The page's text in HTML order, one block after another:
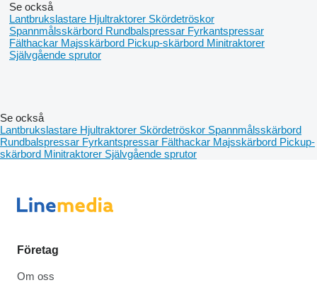
Se också
Lantbrukslastare Hjultraktorer Skördetröskor
Spannmålsskärbord Rundbalspressar Fyrkantspressar
Fälthackar Majsskärbord Pickup-skärbord Minitraktorer
Självgående sprutor
Se också
Lantbrukslastare Hjultraktorer Skördetröskor Spannmålsskärbord
Rundbalspressar Fyrkantspressar Fälthackar Majsskärbord Pickup-
skärbord Minitraktorer Självgående sprutor
Företag
Om oss